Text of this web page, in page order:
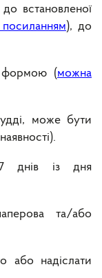
встановленої
), до
формою (можна
може бути
днів із дня
та/або
або надіслати